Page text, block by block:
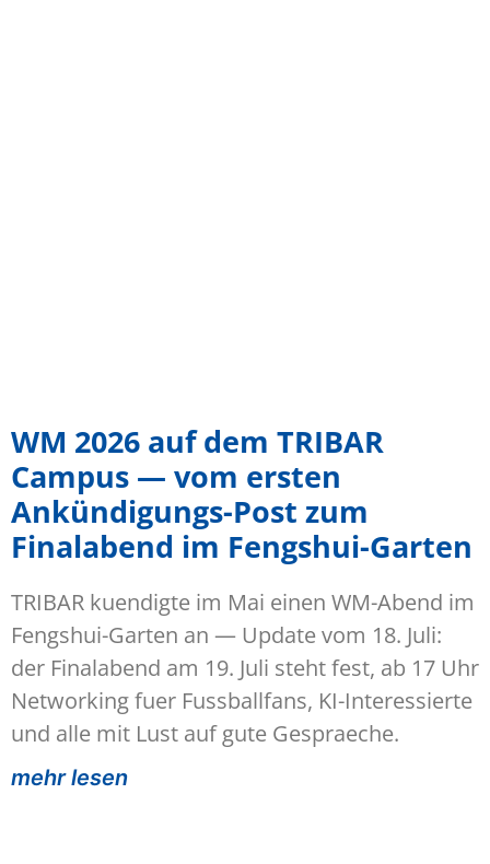
WM 2026 auf dem TRIBAR
Campus — vom ersten
Ankündigungs-Post zum
Finalabend im Fengshui-Garten
TRIBAR kuendigte im Mai einen WM-Abend im
Fengshui-Garten an — Update vom 18. Juli:
der Finalabend am 19. Juli steht fest, ab 17 Uhr
Networking fuer Fussballfans, KI-Interessierte
und alle mit Lust auf gute Gespraeche.
mehr lesen